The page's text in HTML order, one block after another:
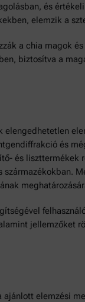
és
elemzik a
a chia magok
biztosítva a
elengedhetetlen
és
és liszttermékek
származékokban.
jellemzőket
ajánlott elemzési